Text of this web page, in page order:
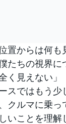
置からは何も
たちの視界に
く見えない」
スではもう
クルマに乗っ
いことを理解